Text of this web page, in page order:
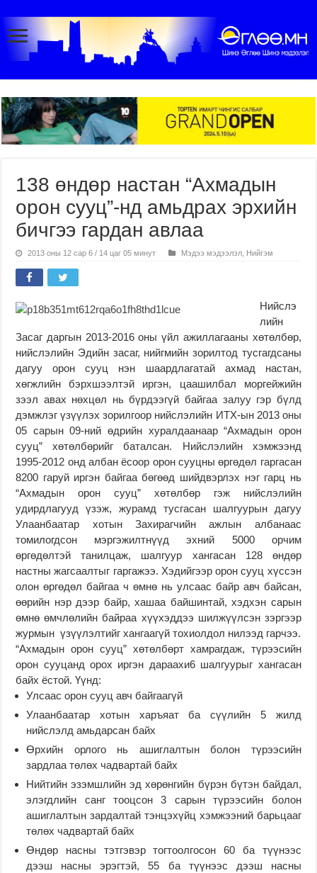
138 өндөр настан “Ахмадын
орон сууц”-нд амьдрах эрхийн
бичгээ гардан авлаа
2013 оны 12 сар 6 / 14 цаг 05 минут Мэдээ мэдээлэл Нийгэм
Нийслэ
лийн
Засаг даргын 2013-2016 оны үйл ажиллагааны хөтөлбөр,
нийслэлийн Эдийн засаг, нийгмийн зорилтод тусгагдсаны
дагуу орон сууц нэн шаардлагатай ахмад настан,
хөгжлийн бэрхшээлтэй иргэн, цаашилбал моргейжийн
зээл авах нөхцөл нь бүрдээгүй байгаа залуу гэр бүлд
дэмжлэг үзүүлэх зорилгоор нийслэлийн ИТХ-ын 2013 оны
05 сарын 09-ний өдрийн хуралдаанаар “Ахмадын орон
сууц” хөтөлбөрийг баталсан. Нийслэлийн хэмжээнд
1995-2012 онд албан ёсоор орон сууцны өргөдөл гаргасан
8200 гаруй иргэн байгаа бөгөөд шийдвэрлэх нэг гарц нь
“Ахмадын орон сууц” хөтөлбөр гэж нийслэлийн
удирдлагууд үзэж, журамд тусгасан шалгуурын дагуу
Улаанбаатар хотын Захирагчийн ажлын албанаас
томилогдсон мэргэжилтнүүд эхний 5000 орчим
өргөдөлтэй танилцаж, шалгуур хангасан 128 өндөр
настны жагсаалтыг гаргажээ. Хэдийгээр орон сууц хүссэн
олон өргөдөл байгаа ч өмнө нь улсаас байр авч байсан,
өөрийн нэр дээр байр, хашаа байшинтай, хэдхэн сарын
өмнө өмчлөлийн байраа хүүхэддээ шилжүүлсэн зэргээр
журмын үзүүлэлтийг хангаагүй тохиолдол нилээд гарчээ.
“Ахмадын орон сууц” хөтөлбөрт хамрагдаж, түрээсийн
орон сууцанд орох иргэн дараахи6 шалгуурыг хангасан
байх ёстой. Үүнд:
Улсаас орон сууц авч байгаагүй
Улаанбаатар хотын харъяат ба сүүлийн 5 жилд
нийслэлд амьдарсан байх
Өрхийн орлого нь ашиглалтын болон түрээсийн
зардлаа төлөх чадвартай байх
Нийтийн эзэмшлийн эд хөрөнгийн бүрэн бүтэн байдал,
элэгдлийн санг тооцсон 3 сарын түрээсийн болон
ашиглалтын зардалтай тэнцэхүйц хэмжээний барьцааг
төлөх чадвартай байх
Өндөр насны тэтгэвэр тогтоолгосон 60 ба түүнээс
дээш насны эрэгтэй, 55 ба түүнээс дээш насны